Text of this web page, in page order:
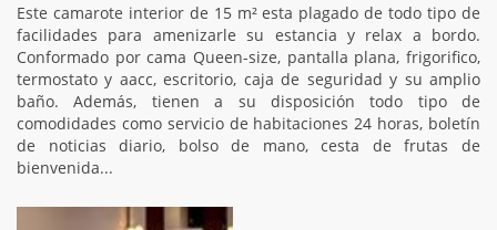
Este camarote interior de 15 m² esta plagado de todo tipo de
facilidades para amenizarle su estancia y relax a bordo.
Conformado por cama Queen-size, pantalla plana, frigorifico,
termostato y aacc, escritorio, caja de seguridad y su amplio
baño. Además, tienen a su disposición todo tipo de
comodidades como servicio de habitaciones 24 horas, boletín
de noticias diario, bolso de mano, cesta de frutas de
bienvenida...